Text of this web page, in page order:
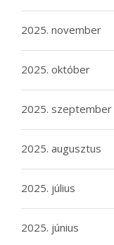
2025. november
2025. október
2025. szeptember
2025. augusztus
2025. július
2025. június